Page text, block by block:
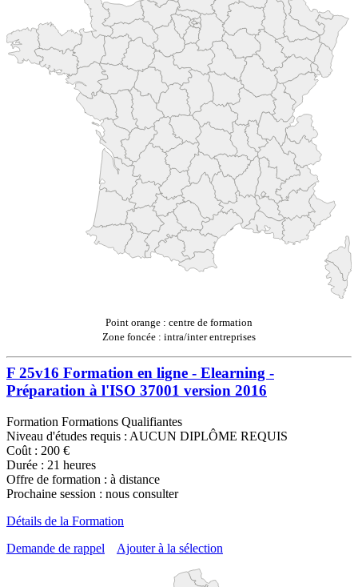
Point orange : centre de formation
Zone foncée : intra/inter entreprises
F 25v16 Formation en ligne - Elearning -
Préparation à l'ISO 37001 version 2016
Formation Formations Qualifiantes
Niveau d'études requis : AUCUN DIPLÔME REQUIS
Coût : 200 €
Durée : 21 heures
Offre de formation : à distance
Prochaine session : nous consulter
Détails de la Formation
Demande de rappel
Ajouter à la sélection